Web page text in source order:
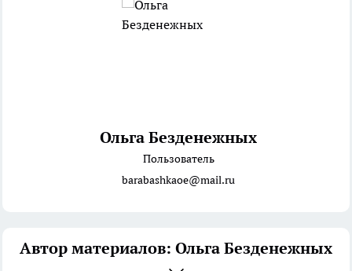
Ольга Безденежных
Пользователь
barabashkaoe@mail.ru
Автор материалов: Ольга Безденежных